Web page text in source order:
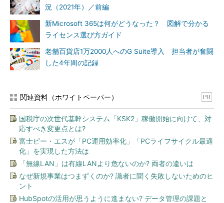
況（2021年）／前編
新Microsoft 365は何がどうなった？ 図解で分かる
ライセンス選び方ガイド
老舗百貨店1万2000人へのG Suite導入 担当者が奮闘
した4年間の記録
関連資料（ホワイトペーパー） PR
国税庁の次世代基幹システム「KSK2」稼働開始に向けて、対
応すべき変更点とは?
富士ピー・エスが「PC運用効率化」「PCライフサイクル最適
化」を実現した方法は
「無線LAN」は有線LANより危ないのか? 両者の違いは
なぜ新規事業はつまずくのか? 識者に聞く失敗しないためのヒ
ント
HubSpotの活用が思うように進まない? データ管理の課題と